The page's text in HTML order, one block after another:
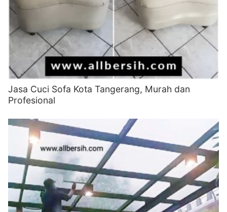
Jasa Cuci Sofa Kota Tangerang, Murah dan
Profesional